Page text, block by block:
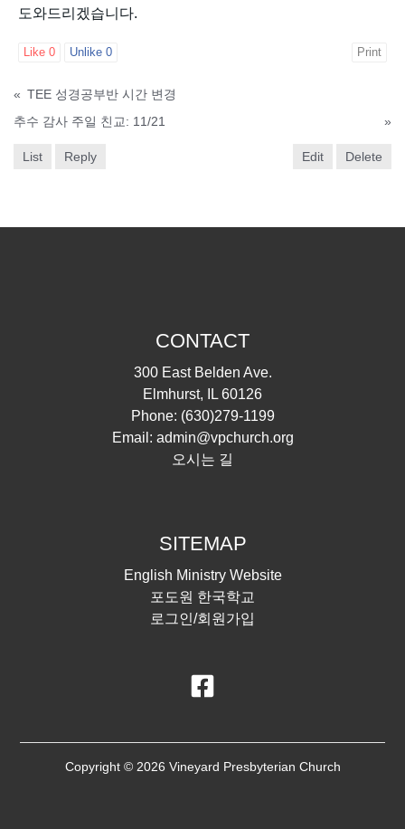
도와드리겠습니다.
Like 0 Unlike 0 Print
« TEE 성경공부반 시간 변경
추수 감사 주일 친교: 11/21
»
List Reply Edit Delete
CONTACT
300 East Belden Ave.
Elmhurst, IL 60126
Phone: (630)279-1199
Email: admin@vpchurch.org
오시는 길
SITEMAP
English Ministry Website
포도원 한국학교
로그인/회원가입
Copyright © 2026 Vineyard Presbyterian Church